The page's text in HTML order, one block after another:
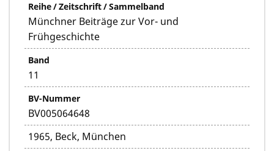
Reihe / Zeitschrift / Sammelband
Münchner Beiträge zur Vor- und
Frühgeschichte
Band
11
BV-Nummer
BV005064648
1965, Beck, München